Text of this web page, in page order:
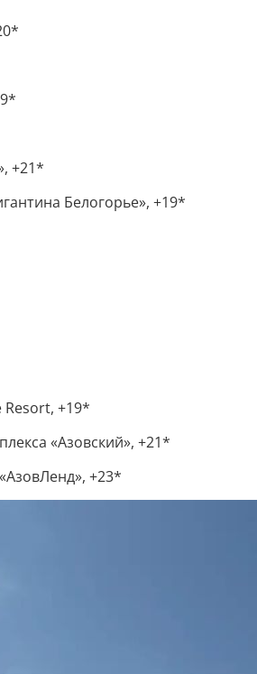
+21*
Белогорье», +19*
Resort, +19*
«Азовский», +21*
+23*